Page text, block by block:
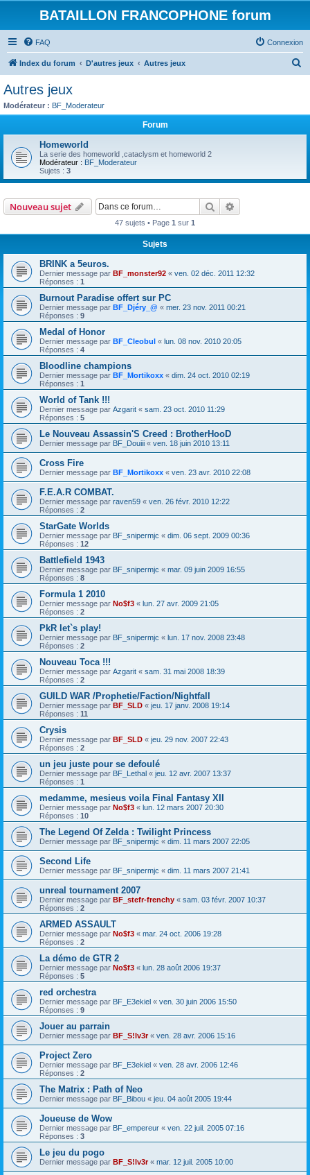
BATAILLON FRANCOPHONE forum
FAQ Connexion
Index du forum D'autres jeux Autres jeux
h
Autres jeux
Modérateur : BF_Moderateur
Forum
Homeworld
La serie des homeworld ,cataclysm et homeworld 2
Modérateur : BF_Moderateur
Sujets : 3
Nouveau sujet Rechercher
47 sujets • Page 1 sur 1
Sujets
BRINK a 5euros.
Dernier message par BF_monster92 « ven. 02 déc. 2011 12:32
Réponses : 1
Burnout Paradise offert sur PC
Dernier message par BF_Djéry_@ « mer. 23 nov. 2011 00:21
Réponses : 9
Medal of Honor
Dernier message par BF_Cleobul « lun. 08 nov. 2010 20:05
Réponses : 4
Bloodline champions
Dernier message par BF_Mortikoxx « dim. 24 oct. 2010 02:19
Réponses : 1
World of Tank !!!
Dernier message par Azgarit « sam. 23 oct. 2010 11:29
Réponses : 5
Le Nouveau Assassin'S Creed : BrotherHooD
Dernier message par BF_Douiii « ven. 18 juin 2010 13:11
Cross Fire
Dernier message par BF_Mortikoxx « ven. 23 avr. 2010 22:08
F.E.A.R COMBAT.
Dernier message par raven59 « ven. 26 févr. 2010 12:22
Réponses : 2
StarGate Worlds
Dernier message par BF_snipermjc « dim. 06 sept. 2009 00:36
Réponses : 12
Battlefield 1943
Dernier message par BF_snipermjc « mar. 09 juin 2009 16:55
Réponses : 8
Formula 1 2010
Dernier message par No$f3 « lun. 27 avr. 2009 21:05
Réponses : 2
PkR let`s play!
Dernier message par BF_snipermjc « lun. 17 nov. 2008 23:48
Réponses : 2
Nouveau Toca !!!
Dernier message par Azgarit « sam. 31 mai 2008 18:39
Réponses : 2
GUILD WAR /Prophetie/Faction/Nightfall
Dernier message par BF_SLD « jeu. 17 janv. 2008 19:14
Réponses : 11
Crysis
Dernier message par BF_SLD « jeu. 29 nov. 2007 22:43
Réponses : 2
un jeu juste pour se defoulé
Dernier message par BF_Lethal « jeu. 12 avr. 2007 13:37
Réponses : 1
medamme, mesieus voila Final Fantasy XII
Dernier message par No$f3 « lun. 12 mars 2007 20:30
Réponses : 10
The Legend Of Zelda : Twilight Princess
Dernier message par BF_snipermjc « dim. 11 mars 2007 22:05
Second Life
Dernier message par BF_snipermjc « dim. 11 mars 2007 21:41
unreal tournament 2007
Dernier message par BF_stefr-frenchy « sam. 03 févr. 2007 10:37
Réponses : 2
ARMED ASSAULT
Dernier message par No$f3 « mar. 24 oct. 2006 19:28
Réponses : 2
La démo de GTR 2
Dernier message par No$f3 « lun. 28 août 2006 19:37
Réponses : 5
red orchestra
Dernier message par BF_E3ekiel « ven. 30 juin 2006 15:50
Réponses : 9
Jouer au parrain
Dernier message par BF_S!lv3r« ven. 28 avr. 2006 15:16
Project Zero
Dernier message par BF_E3ekiel « ven. 28 avr. 2006 12:46
Réponses : 2
The Matrix : Path of Neo
Dernier message par BF_Bibou « jeu. 04 août 2005 19:44
Joueuse de Wow
Dernier message par BF_empereur « ven. 22 juil. 2005 07:16
Réponses : 3
Le jeu du pogo
Dernier message par BF_S!lv3r« mar. 12 juil. 2005 10:00